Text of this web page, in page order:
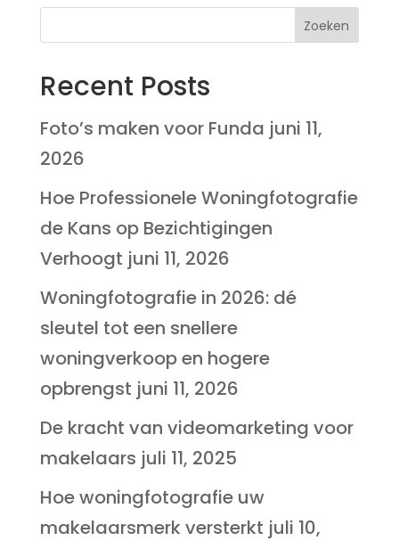
Recent Posts
Foto’s maken voor Funda juni 11,
2026
Hoe Professionele Woningfotografie
de Kans op Bezichtigingen
Verhoogt juni 11, 2026
Woningfotografie in 2026: dé
sleutel tot een snellere
woningverkoop en hogere
opbrengst juni 11, 2026
De kracht van videomarketing voor
makelaars juli 11, 2025
Hoe woningfotografie uw
makelaarsmerk versterkt juli 10,